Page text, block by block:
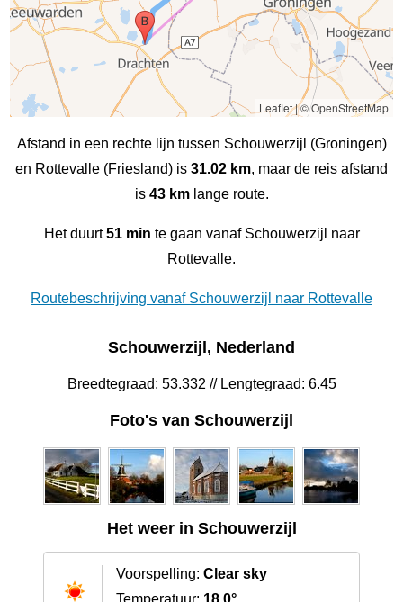
Leaflet|© OpenStreetMap
Afstand in een rechte lijn tussen Schouwerzijl (Groningen)
en Rottevalle (Friesland) is 31.02 km, maar de reis afstand
is 43 kmlange route.
Het duurt51 min te gaan vanaf Schouwerzijl naar
Rottevalle.
Routebeschrijving vanaf Schouwerzijl naar Rottevalle
Schouwerzijl, Nederland
Breedtegraad: 53.332 // Lengtegraad: 6.45
Foto's van Schouwerzijl
Het weer in Schouwerzijl
Voorspelling: Clear sky